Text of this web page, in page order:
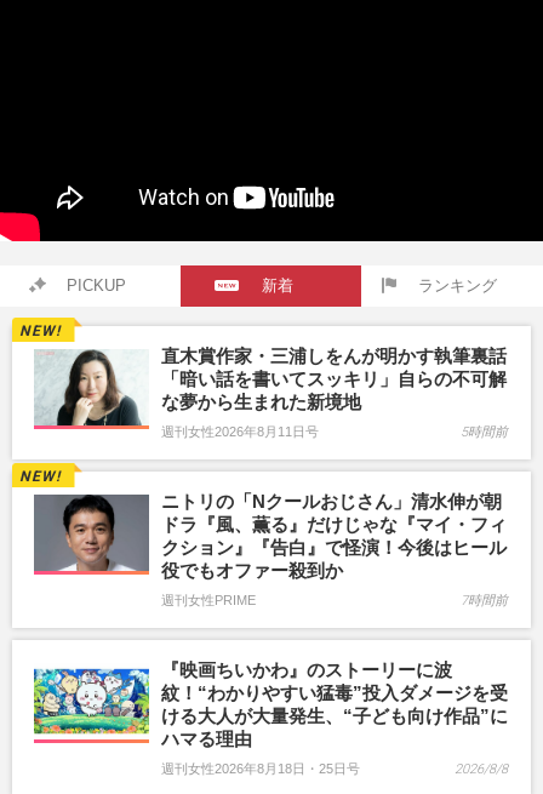
PICKUP 新着 ランキング
直木賞作家・三浦しをんが明かす執筆裏話
「暗い話を書いてスッキリ」自らの不可解
な夢から生まれた新境地
週刊女性2026年8月11日号 5時間前
ニトリの「Nクールおじさん」清水伸が朝
ドラ『風、薫る』だけじゃな『マイ・フィ
クション』『告白』で怪演！今後はヒール
役でもオファー殺到か
週刊女性PRIME 7時間前
『映画ちいかわ』のストーリーに波
紋！“わかりやすい猛毒”投入ダメージを受
ける大人が大量発生、“子ども向け作品”に
ハマる理由
週刊女性2026年8月18日・25日号 2026/8/8